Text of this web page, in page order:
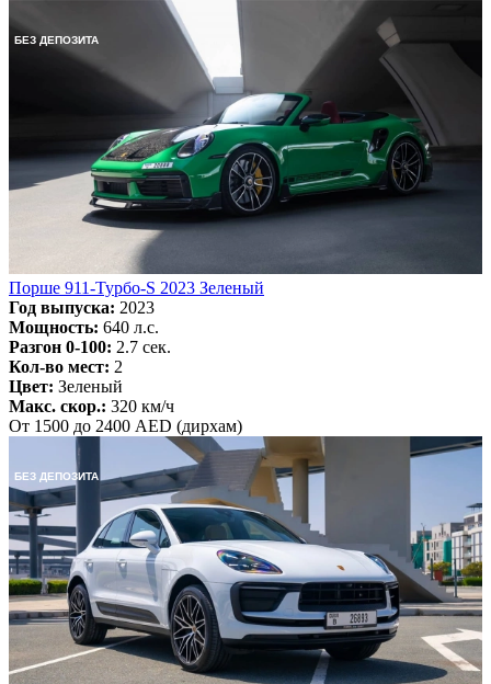
БЕЗ ДЕПОЗИТА
Порше 911-Турбо-S 2023 Зеленый
Год выпуска: 2023
Мощность: 640 л.с.
Разгон 0-100: 2.7 сек.
Кол-во мест: 2
Цвет: Зеленый
Макс. скор.: 320 км/ч
От 1500 до 2400 AED (дирхам)
БЕЗ ДЕПОЗИТА